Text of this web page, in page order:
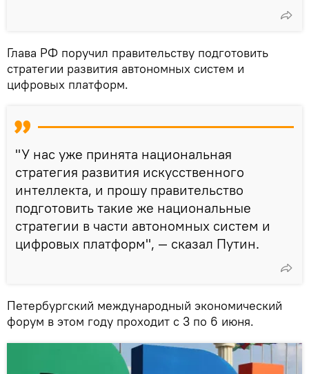
Глава РФ поручил правительству подготовить
стратегии развития автономных систем и
цифровых платформ.
"У нас уже принята национальная
стратегия развития искусственного
интеллекта, и прошу правительство
подготовить такие же национальные
стратегии в части автономных систем и
цифровых платформ", — сказал Путин.
Петербургский международный экономический
форум в этом году проходит с 3 по 6 июня.